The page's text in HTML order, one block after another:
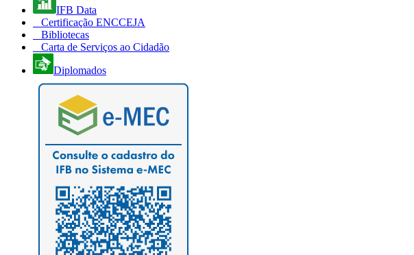
IFB Data
Certificação ENCCEJA
Bibliotecas
Carta de Serviços ao Cidadão
Diplomados